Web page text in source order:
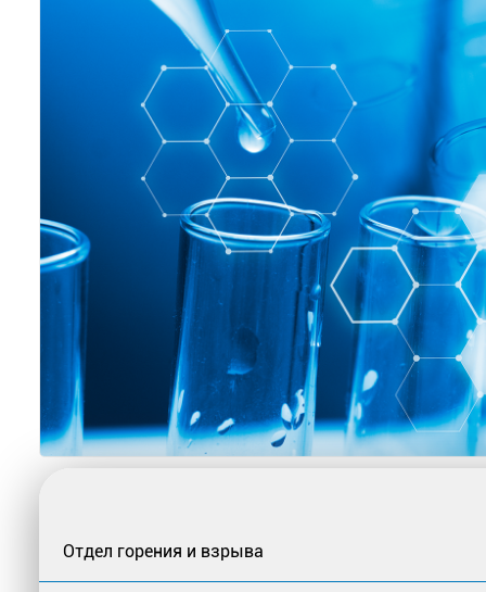
Отдел горения и взрыва